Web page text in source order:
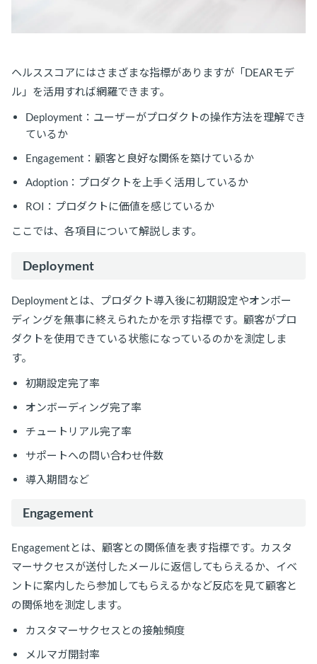
ヘルススコアにはさまざまな指標がありますが「DEARモデ
ル」を活用すれば網羅できます。
Deployment：ユーザーがプロダクトの操作方法を理解でき
ているか
Engagement：顧客と良好な関係を築けているか
Adoption：プロダクトを上手く活用しているか
ROI：プロダクトに価値を感じているか
ここでは、各項目について解説します。
Deployment
Deploymentとは、プロダクト導入後に初期設定やオンボー
ディングを無事に終えられたかを示す指標です。顧客がプロ
ダクトを使用できている状態になっているのかを測定しま
す。
初期設定完了率
オンボーディング完了率
チュートリアル完了率
サポートへの問い合わせ件数
導入期間など
Engagement
Engagementとは、顧客との関係値を表す指標です。カスタ
マーサクセスが送付したメールに返信してもらえるか、イベ
ントに案内したら参加してもらえるかなど反応を見て顧客と
の関係地を測定します。
カスタマーサクセスとの接触頻度
メルマガ開封率